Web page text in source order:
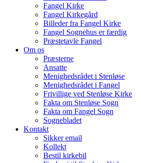
Fangel Kirke
Fangel Kirkegård
Billeder fra Fangel Kirke
Fangel Sognehus er færdig
Præstetavle Fangel
Om os
Præsterne
Ansatte
Menighedsrådet i Stenløse
Menighedsrådet i Fangel
Frivillige ved Stenløse Kirke
Fakta om Stenløse Sogn
Fakta om Fangel Sogn
Sognebladet
Kontakt
Sikker email
Kollekt
Bestil kirkebil